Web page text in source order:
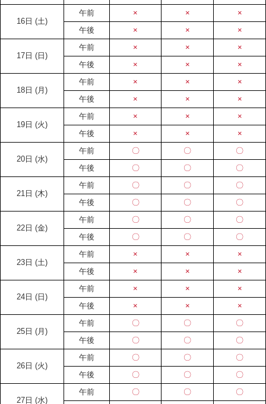
16日 (土)
午前 × ×
×
午後
× × ×
17日 (日)
午前 × ×
×
午後
× × ×
18日 (月)
午前 × ×
×
午後
× × ×
19日 (火)
午前 × ×
×
午後
× × ×
20日 (水)
午前 〇 〇
〇
午後
〇 〇 〇
21日 (木)
午前 〇 〇
〇
午後
〇 〇 〇
22日 (金)
午前 〇 〇
〇
午後
〇 〇 〇
23日 (土)
午前 × ×
×
午後
× × ×
24日 (日)
午前 × ×
×
午後
× × ×
25日 (月)
午前 〇 〇
〇
午後
〇 〇 〇
26日 (火)
午前 〇 〇
〇
午後
〇 〇 〇
27日 (水)
午前 〇 〇 〇